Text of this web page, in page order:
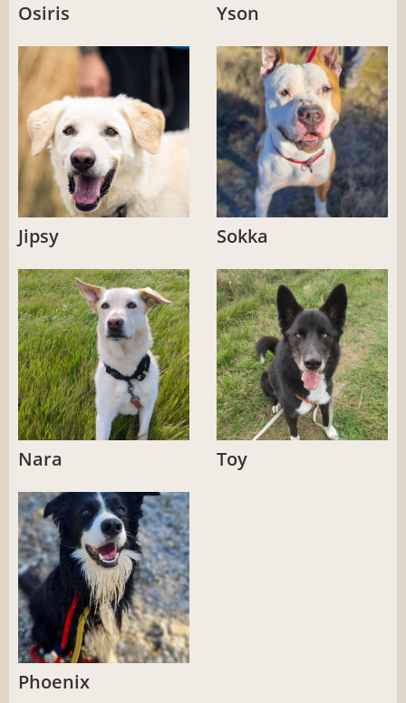
Osiris Yson
Jipsy Sokka
Nara Toy
Phoenix